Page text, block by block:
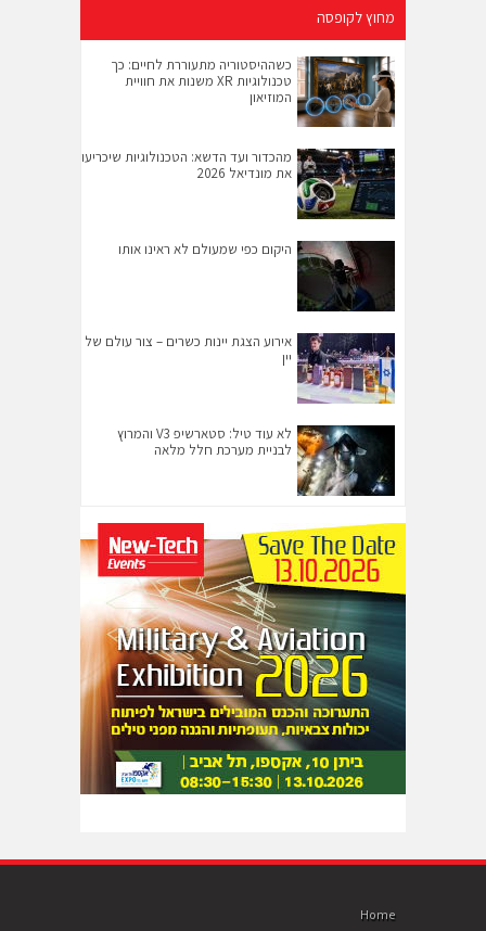
מחוץ לקופסה
כשההיסטוריה מתעוררת לחיים: כך
טכנולוגיות XR משנות את חוויית
המוזיאון
מהכדור ועד הדשא: הטכנולוגיות שיכריעו
את מונדיאל 2026
היקום כפי שמעולם לא ראינו אותו
אירוע הצגת יינות כשרים – צור עולם של
יין
לא עוד טיל: סטארשיפ V3 והמרוץ
לבניית מערכת חלל מלאה
Home